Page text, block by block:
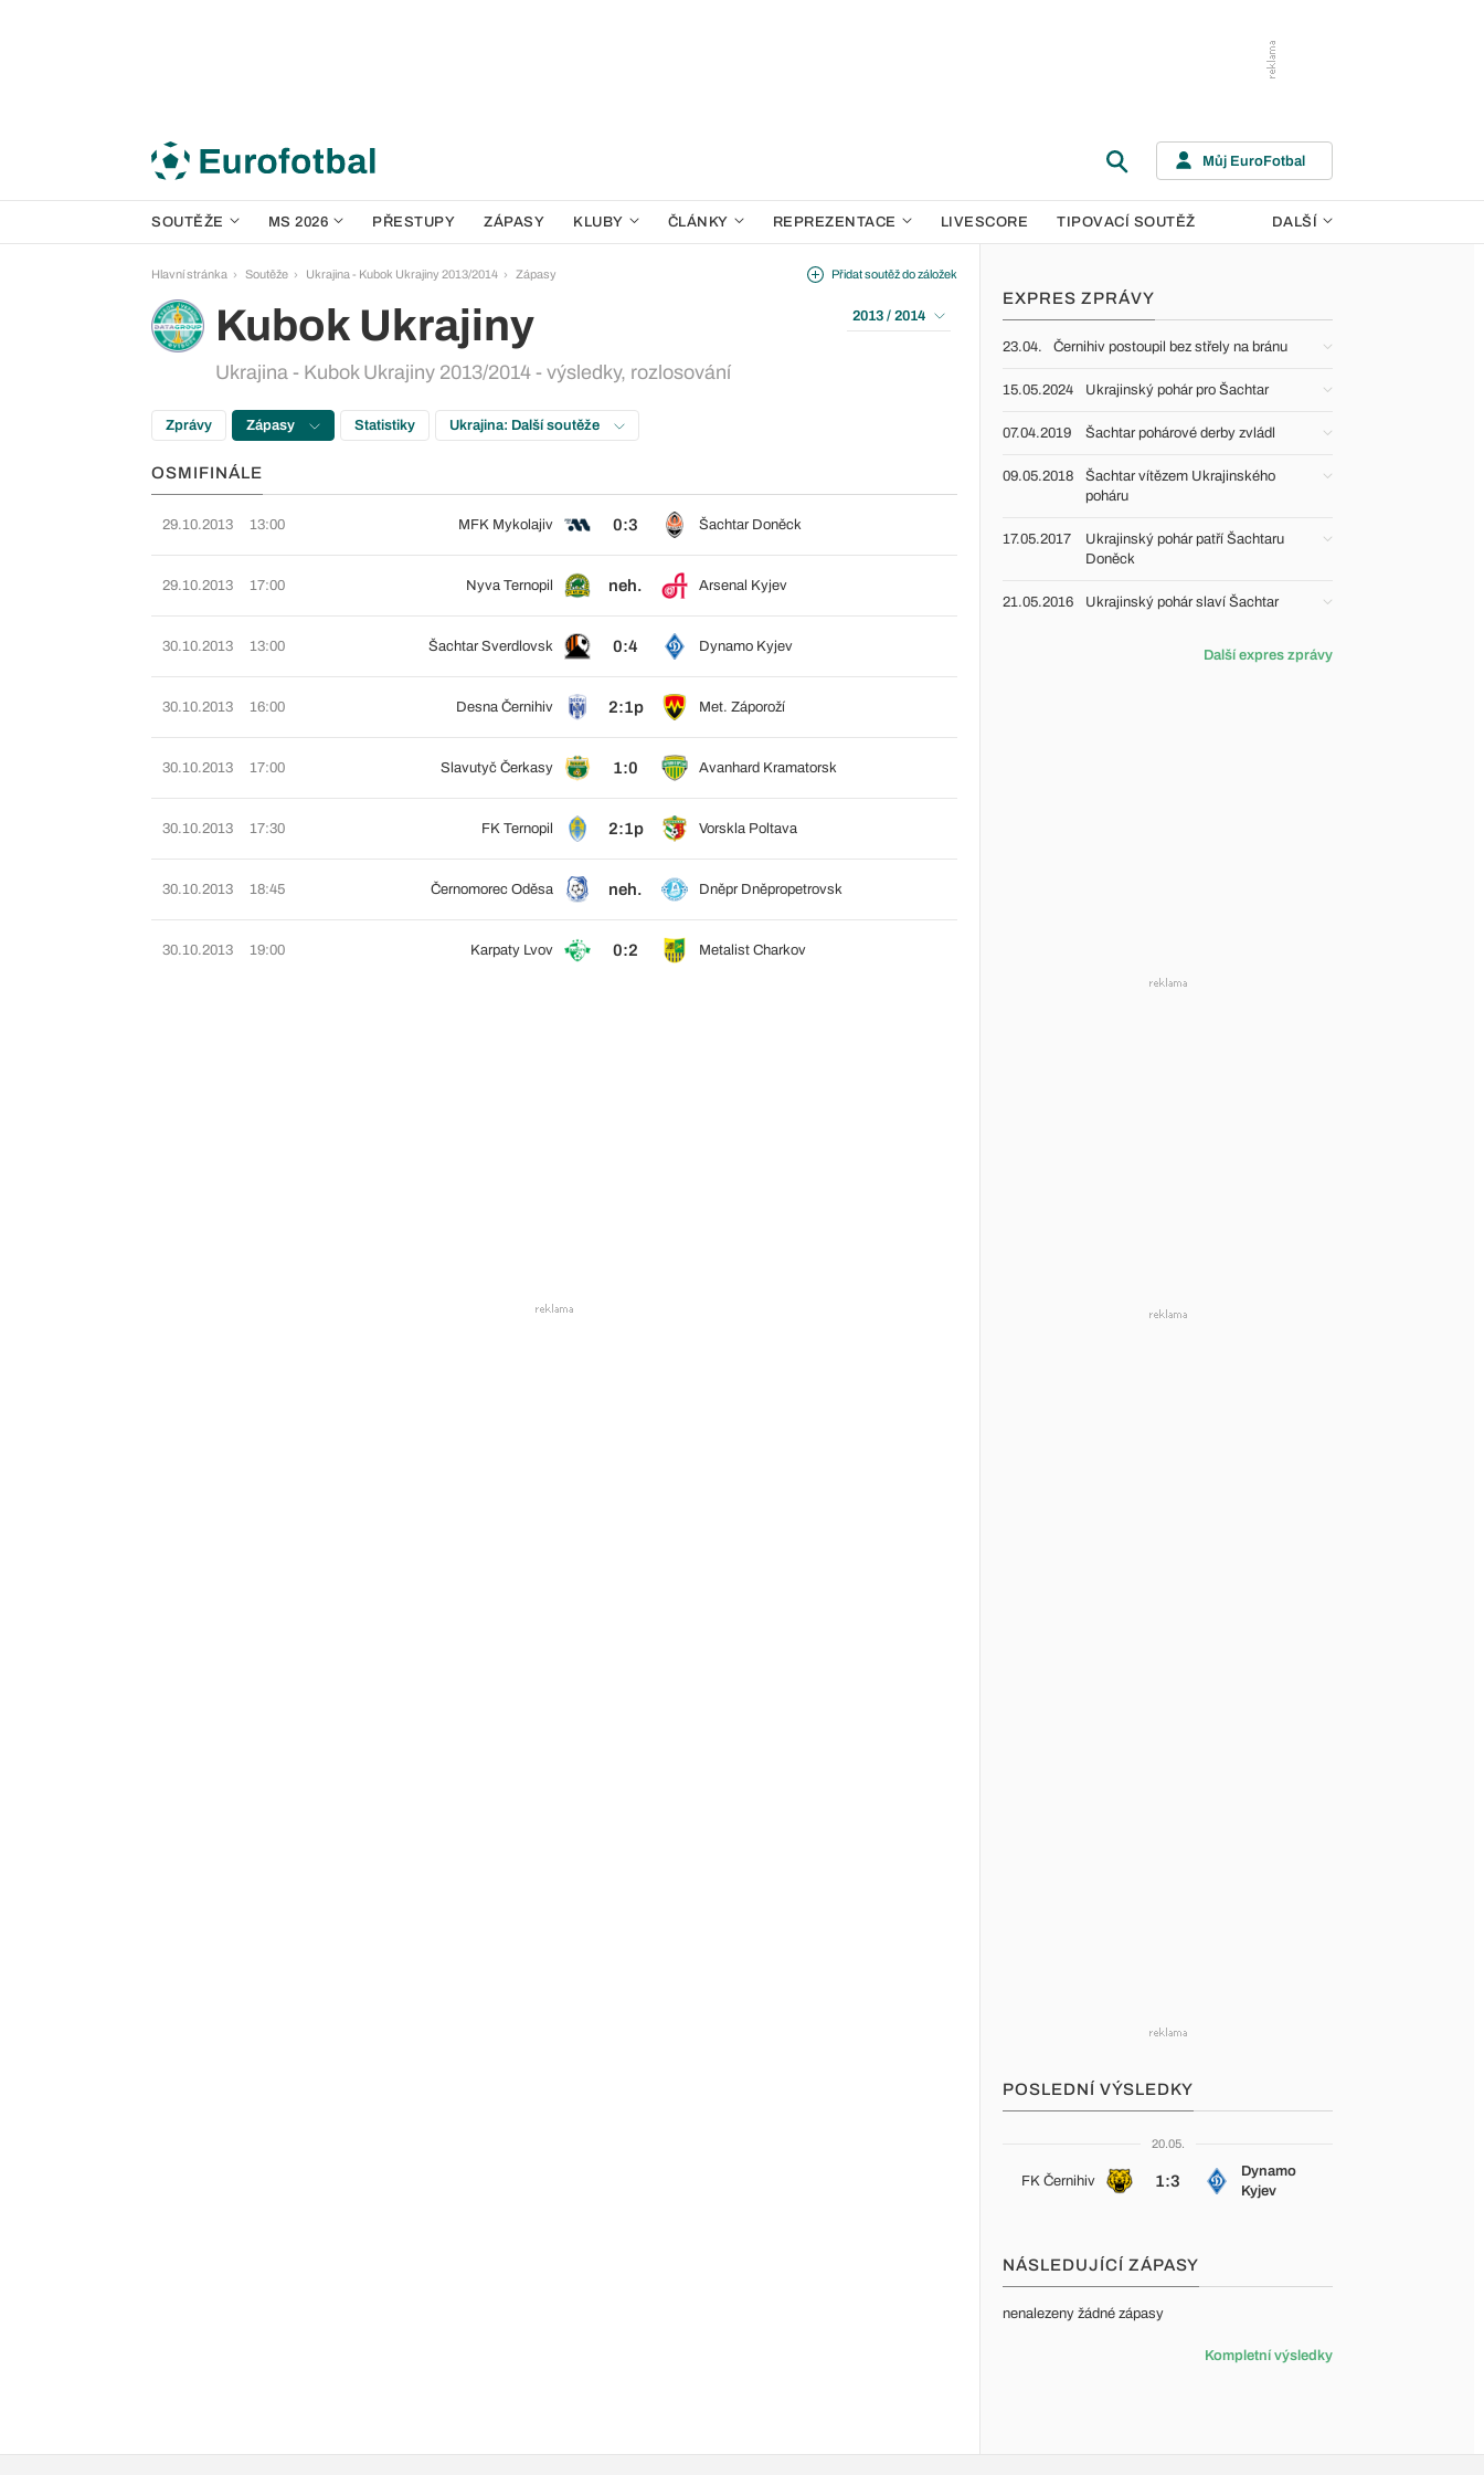
Můj EuroFotbal
SOUTĚŽE MS 2026 PŘESTUPY ZÁPASY KLUBY ČLÁNKY REPREZENTACE LIVESCORE TIPOVACÍ SOUTĚŽ DALŠÍ
Hlavní stránka Soutěže Ukrajina - Kubok Ukrajiny 2013/2014 Zápasy
Kubok Ukrajiny
Ukrajina - Kubok Ukrajiny 2013/2014 - výsledky, rozlosování
Přidat soutěž do záložek
2013 / 2014
Zprávy Zápasy Statistiky Ukrajina: Další soutěže
OSMIFINÁLE
29.10.2013 13:00 MFK Mykolajiv 0:3 Šachtar Doněck
29.10.2013 17:00 Nyva Ternopil neh. Arsenal Kyjev
30.10.2013 13:00 Šachtar Sverdlovsk 0:4 Dynamo Kyjev
30.10.2013 16:00 Desna Černihiv 2:1p Met. Záporoží
30.10.2013 17:00 Slavutyč Čerkasy 1:0 Avanhard Kramatorsk
30.10.2013 17:30 FK Ternopil 2:1p Vorskla Poltava
30.10.2013 18:45 Černomorec Oděsa neh. Dněpr Dněpropetrovsk
30.10.2013 19:00 Karpaty Lvov 0:2 Metalist Charkov
EXPRES ZPRÁVY
23.04. Černihiv postoupil bez střely na bránu
15.05.2024 Ukrajinský pohár pro Šachtar
07.04.2019 Šachtar pohárové derby zvládl
09.05.2018
Šachtar vítězem Ukrajinského
poháru
17.05.2017
Ukrajinský pohár patří Šachtaru
Doněck
21.05.2016 Ukrajinský pohár slaví Šachtar
Další expres zprávy
POSLEDNÍ VÝSLEDKY
20.05.
FK Černihiv 1:3
Dynamo
Kyjev
NÁSLEDUJÍCÍ ZÁPASY
nenalezeny žádné zápasy
Kompletní výsledky